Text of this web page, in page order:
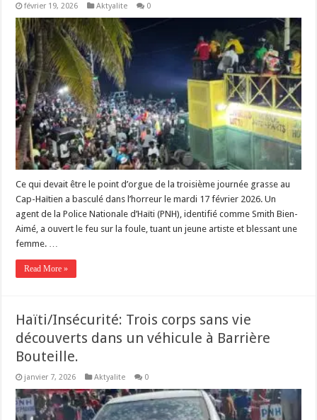
février 19, 2026 Aktyalite 0
Ce qui devait être le point d’orgue de la troisième journée grasse au
Cap-Haïtien a basculé dans l’horreur le mardi 17 février 2026. Un
agent de la Police Nationale d’Haïti (PNH), identifié comme Smith Bien-
Aimé, a ouvert le feu sur la foule, tuant un jeune artiste et blessant une
femme. …
Read More »
Haïti/Insécurité: Trois corps sans vie
découverts dans un véhicule à Barrière
Bouteille.
janvier 7, 2026 Aktyalite 0